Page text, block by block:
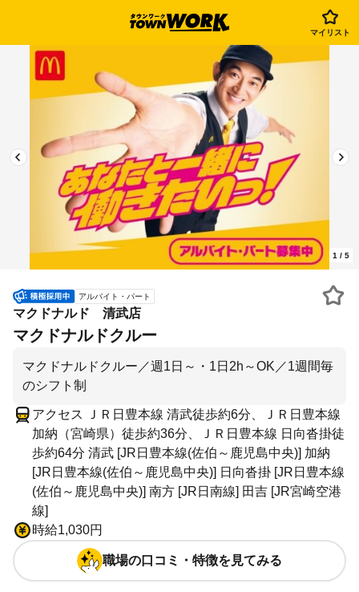
マイリスト
1 / 5
アルバイト・パート
マクドナルド 清武店
マクドナルドクルー
マクドナルドクルー／週1日～・1日2h～OK／1週間毎
のシフト制
アクセス ＪＲ日豊本線 清武徒歩約6分、ＪＲ日豊本線
加納（宮崎県）徒歩約36分、ＪＲ日豊本線 日向沓掛徒
歩約64分 清武 [JR日豊本線(佐伯～鹿児島中央)] 加納
[JR日豊本線(佐伯～鹿児島中央)] 日向沓掛 [JR日豊本線
(佐伯～鹿児島中央)] 南方 [JR日南線] 田吉 [JR宮崎空港
線]
時給1,030円
職場の口コミ・特徴を見てみる